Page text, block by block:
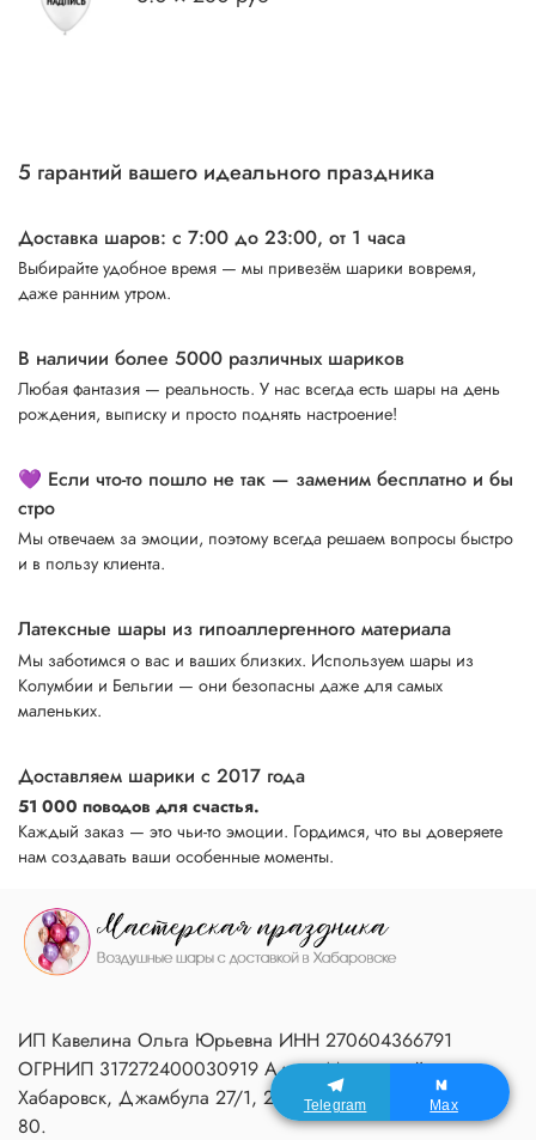
5 гарантий вашего идеального праздника
Доставка шаров: с 7:00 до 23:00, от 1 часа
Выбирайте удобное время — мы привезём шарики вовремя,
даже ранним утром.
В наличии более 5000 различных шариков
Любая фантазия — реальность. У нас всегда есть шары на день
рождения, выписку и просто поднять настроение!
💜 Если что-то пошло не так — заменим бесплатно и бы
стро
Мы отвечаем за эмоции, поэтому всегда решаем вопросы быстро
и в пользу клиента.
Латексные шары из гипоаллергенного материала
Мы заботимся о вас и ваших близких. Используем шары из
Колумбии и Бельгии — они безопасны даже для самых
маленьких.
Доставляем шарики с 2017 года
51 000 поводов для счастья.
Каждый заказ — это чьи-то эмоции. Гордимся, что вы доверяете
нам создавать ваши особенные моменты.
ИП Кавелина Ольга Юрьевна ИНН 270604366791
ОГРНИП 317272400030919 Адрес Мастерской:
Хабаровск, Джамбула 27/1, 2 подъезд, 1 этаж, домофон
80.
Telegram Max